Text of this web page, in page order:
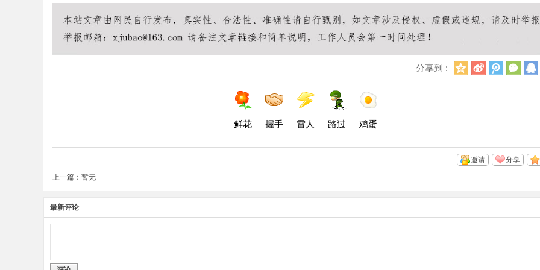
分享到 :
Q
新
浪
腾
讯
微
信
鲜花 握手 雷人 路过 鸡蛋
分享
邀请
上一篇：暂无
最新评论